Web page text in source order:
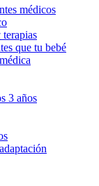
médicos
que tu bebé
3 años